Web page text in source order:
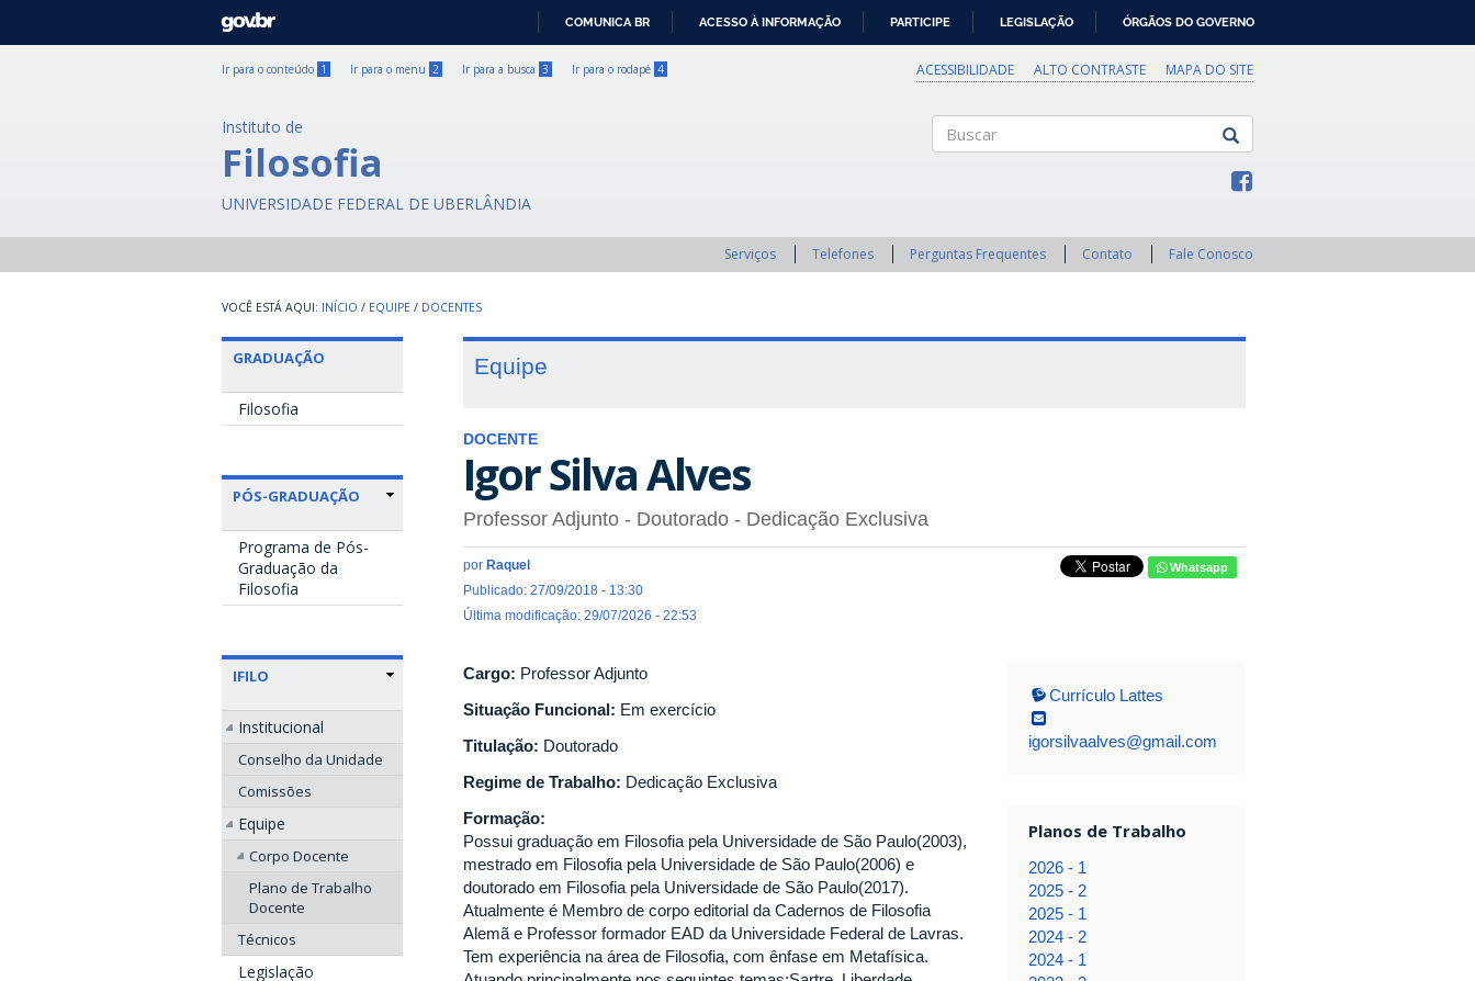
GOVBR
COMUNICA BR ACESSO À INFORMAÇÃO PARTICIPE LEGISLAÇÃO ÓRGÃOS DO GOVERNO
Ir para o conteúdo 1 Ir para o menu 2 Ir para a busca 3 Ir para o rodapé 4 ACESSIBILIDADE ALTO CONTRASTE MAPA DO SITE
Instituto de
Filosofia
UNIVERSIDADE FEDERAL DE UBERLÂNDIA
Serviços Telefones Perguntas Frequentes Contato Fale Conosco
INÍCIO / EQUIPE / DOCENTES
GRADUAÇÃO
Filosofia
PÓS-GRADUAÇÃO
Programa de Pós-
Graduação da
Filosofia
IFILO
Institucional
Conselho da Unidade
Comissões
Equipe
Corpo Docente
Plano de Trabalho
Docente
Técnicos
Legislação
Equipe
DOCENTE
Igor Silva Alves
Professor Adjunto - Doutorado - Dedicação Exclusiva
por Raquel
Publicado: 27/09/2018 - 13:30
Última modificação: 29/07/2026 - 22:53
Whatsapp
Cargo: Professor Adjunto
Situação Funcional: Em exercício
Titulação: Doutorado
Regime de Trabalho: Dedicação Exclusiva
Formação:
Possui graduação em Filosofia pela Universidade de São Paulo(2003),
mestrado em Filosofia pela Universidade de São Paulo(2006) e
doutorado em Filosofia pela Universidade de São Paulo(2017).
Atualmente é Membro de corpo editorial da Cadernos de Filosofia
Alemã e Professor formador EAD da Universidade Federal de Lavras.
Tem experiência na área de Filosofia, com ênfase em Metafísica.
Currículo Lattes
igorsilvaalves@gmail.com
Planos de Trabalho
2026 - 1
2025 - 2
2025 - 1
2024 - 2
2024 - 1